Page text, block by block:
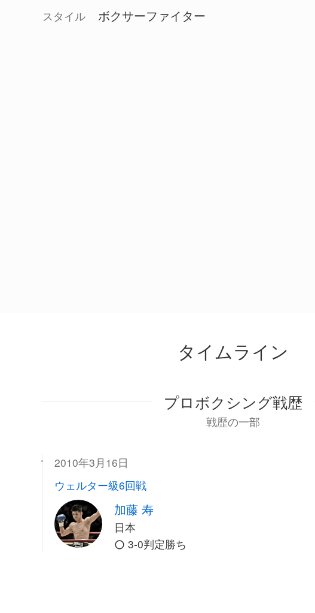
スタイル ボクサーファイター
タイムライン
プロボクシング戦歴
戦歴の一部
2010年3月16日
ウェルター級6回戦
加藤 寿
日本
3-0判定勝ち